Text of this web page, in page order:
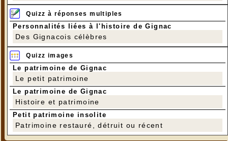
Quizz à réponses multiples
Personnalités liées à l'histoire de Gignac
Des Gignacois célèbres
Quizz images
Le patrimoine de Gignac
Le petit patrimoine
Le patrimoine de Gignac
Histoire et patrimoine
Petit patrimoine insolite
Patrimoine restauré, détruit ou récent